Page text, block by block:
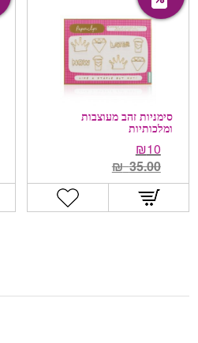
סימניות זהב מעוצבות
ומלכותיות
10
₪
35.00
₪